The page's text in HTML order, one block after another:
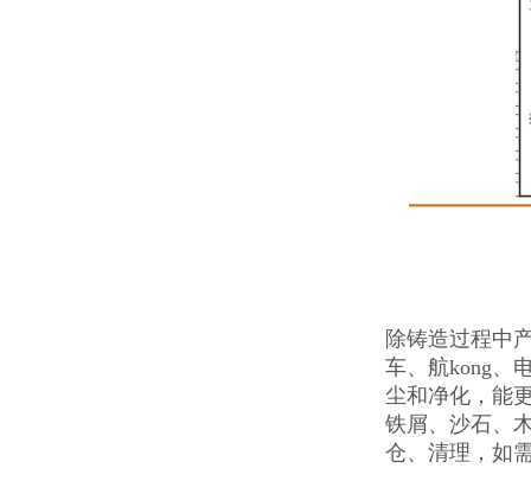
除铸造过程中
车、航kong、
尘和净化，能
铁屑、沙石、
仓、清理，如